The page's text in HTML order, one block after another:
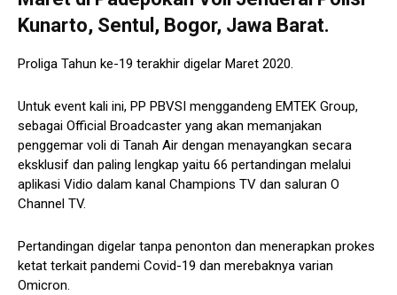
Kunarto, Sentul, Bogor, Jawa Barat.
Proliga Tahun ke-19 terakhir digelar Maret 2020.
Untuk event kali ini, PP PBVSI menggandeng EMTEK Group,
sebagai Official Broadcaster yang akan memanjakan
penggemar voli di Tanah Air dengan menayangkan secara
eksklusif dan paling lengkap yaitu 66 pertandingan melalui
aplikasi Vidio dalam kanal Champions TV dan saluran O
Channel TV.
Pertandingan digelar tanpa penonton dan menerapkan prokes
ketat terkait pandemi Covid-19 dan merebaknya varian
Omicron.